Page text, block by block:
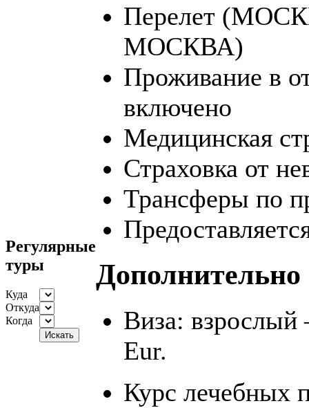
Регулярные
туры
Куда
Откуда
Когда
Перелет
МОСКВА)
Проживание в
включено
Медицинская
Страховка от
Трансферы по
Дополнительно
Виза: взрослый
Eur.
Курс лечебных